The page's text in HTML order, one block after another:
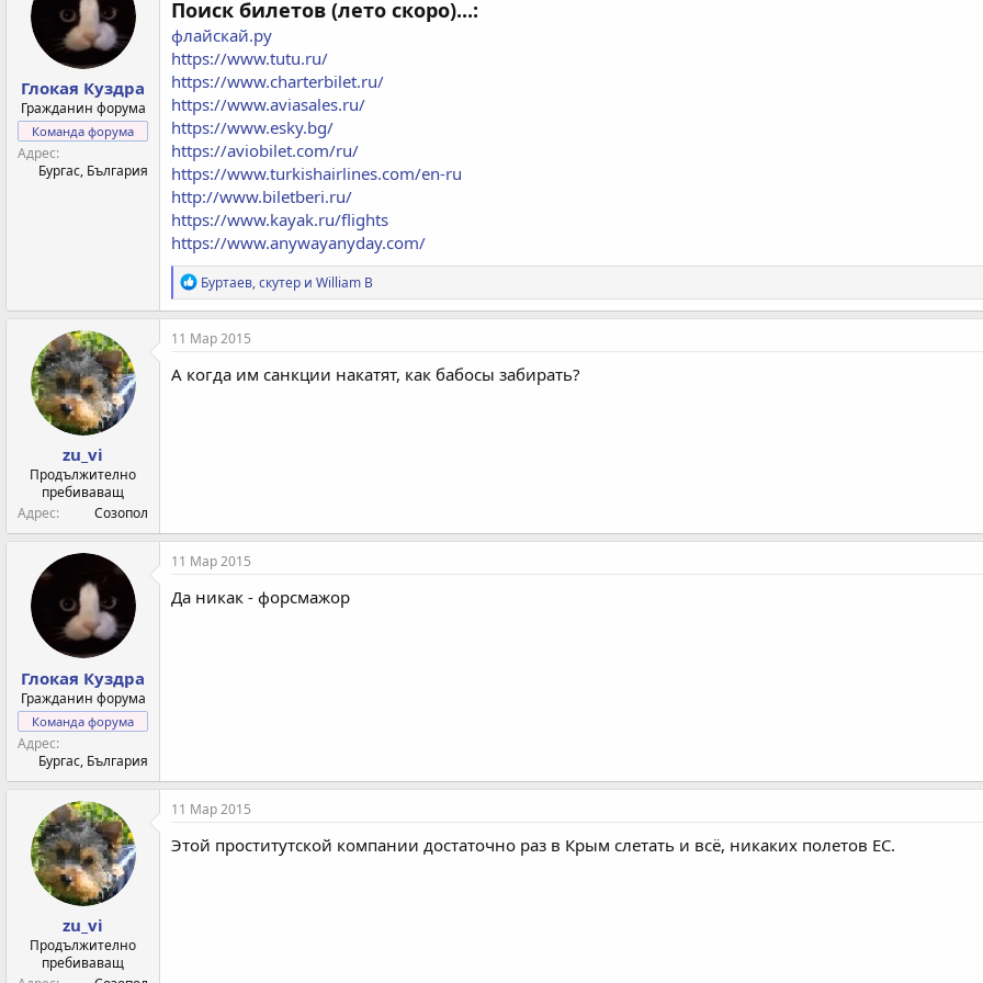
и
:
Глокая Куздра
Гражданин форума
Команда форума
Адрес
Бургас, България
Поиск билетов (лето скоро)...:
флайскай.ру
https://www.tutu.ru/
https://www.charterbilet.ru/
https://www.aviasales.ru/
https://www.esky.bg/
https://aviobilet.com/ru/
https://www.turkishairlines.com/en-ru
http://www.biletberi.ru/
https://www.kayak.ru/flights
https://www.anywayanyday.com/
Р
е
а
к
и
и
Буртаев,скутер и William B
zu_vi
Продължително
пребиваващ
Адрес
Созопол
11 Мар 2015
А когда им санкции накатят, как бабосы забирать?
Глокая Куздра
Гражданин форума
Команда форума
Адрес
Бургас, България
11 Мар 2015
Да никак - форсмажор
zu_vi
Продължително
пребиваващ
11 Мар 2015
Этой проститутской компании достаточно раз в Крым слетать и всё, никаких полетов ЕС.